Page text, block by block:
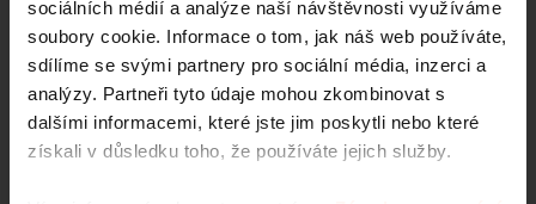
sociálních médií a analýze naší návštěvnosti využíváme
soubory cookie. Informace o tom, jak náš web používáte,
sdílíme se svými partnery pro sociální média, inzerci a
analýzy. Partneři tyto údaje mohou zkombinovat s
dalšími informacemi, které jste jim poskytli nebo které
získali v důsledku toho, že používáte jejich služby.